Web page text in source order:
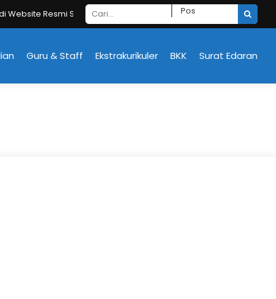
Resmi SMK Negeri Sukoharjo
Guru & Staff Ekstrakurikuler BKK Surat Edaran